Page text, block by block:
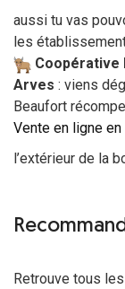
aussi tu vas
les
Coopérative
Arves : viens
Beaufort
Vente en ligne
l’extérieur de la
Retrouve tous